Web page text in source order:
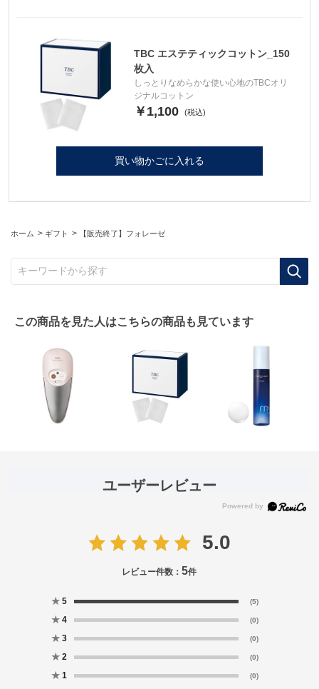
TBC エステティックコットン_150
枚入
しっとりなめらかな使い心地のTBCオリ
ジナルコットン
￥1,100
買い物かごに入れる
ホーム > ギフト > 【販売終了】フォレーゼ
キーワードから探す
この商品を見た人はこちらの商品も見ています
ユーザーレビュー
5.0
レビュー件数：5件
★ 5 (5)
★ 4 (0)
★ 3 (0)
★ 2 (0)
★ 1 (0)